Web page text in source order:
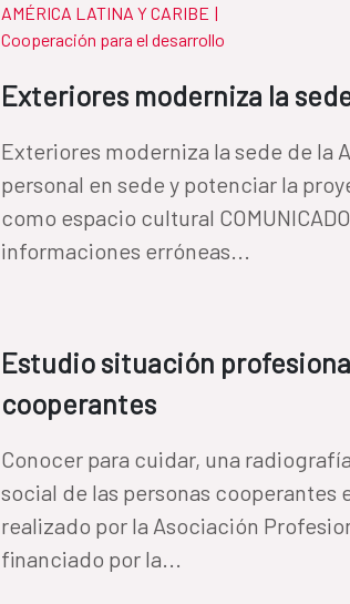
AMÉRICA LATINA Y CARIBE |
Cooperación para el desarrollo
Exteriores moderniza la
Exteriores moderniza la sede de la
personal en sede y potenciar la
como espacio cultural COMUNICADO
informaciones erróneas...
Estudio situación
cooperantes
Conocer para cuidar, una
social de las personas cooperantes
realizado por la Asociación
financiado por la...